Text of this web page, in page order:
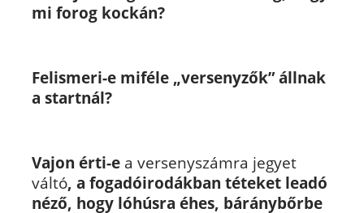
mi forog kockán?
Felismeri-e miféle „versenyzők” állnak
a startnál?
Vajon érti-e a versenyszámra jegyet
váltó, a fogadóirodákban téteket leadó
néző, hogy lóhúsra éhes, báránybőrbe